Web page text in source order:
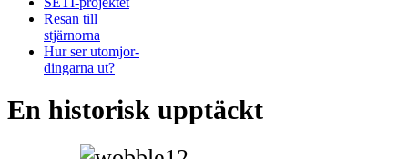
Resan till
stjärnorna
Hur ser utomjor-
dingarna ut?
En historisk upptäckt